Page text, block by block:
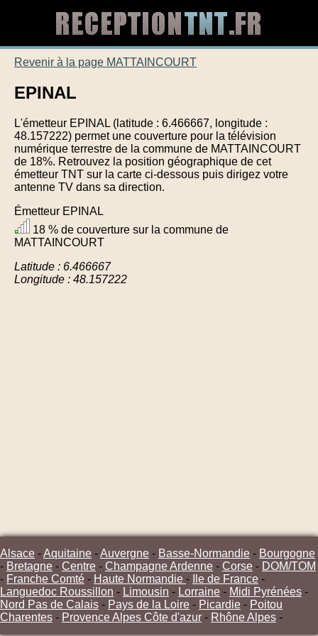
Revenir à la page MATTAINCOURT
EPINAL
L'émetteur EPINAL (latitude : 6.466667, longitude :
48.157222) permet une couverture pour la télévision
numérique terrestre de la commune de MATTAINCOURT
de 18%. Retrouvez la position géographique de cet
émetteur TNT sur la carte ci-dessous puis dirigez votre
antenne TV dans sa direction.
Émetteur EPINAL
18 % de couverture sur la commune de
MATTAINCOURT
Latitude : 6.466667
Longitude : 48.157222
Alsace -Aquitaine -Auvergne - Basse-Normandie - Bourgogne
- Bretagne - Centre - Champagne Ardenne - Corse - DOM/TOM
- Franche Comté - Haute Normandie - Ile de France -
Languedoc Roussillon - Limousin - Lorraine - Midi Pyrénées -
Nord Pas de Calais - Pays de la Loire - Picardie - Poitou
Charentes - Provence Alpes Côte d'azur - Rhône Alpes -